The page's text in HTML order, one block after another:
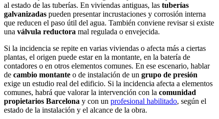
al estado de las tuberías. En viviendas antiguas, las tuberías
galvanizadas pueden presentar incrustaciones y corrosión interna
que reducen el paso útil del agua. También conviene revisar si existe
una válvula reductora mal regulada o envejecida.
Si la incidencia se repite en varias viviendas o afecta más a ciertas
plantas, el origen puede estar en la montante, en la batería de
contadores o en otros elementos comunes. En ese escenario, hablar
de cambio montante o de instalación de un grupo de presión
exige un estudio real del edificio. Si la incidencia afecta a elementos
comunes, habrá que valorar la intervención con la comunidad
propietarios Barcelona y con un profesional habilitado, según el
estado de la instalación y el alcance de la obra.